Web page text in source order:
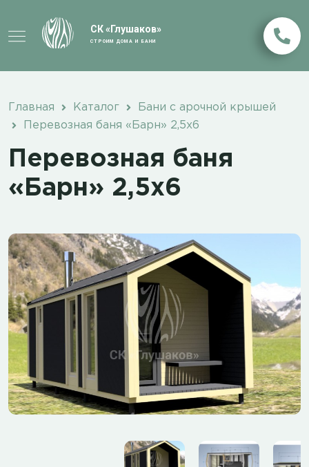
СК «Глушаков»
СТРОИМ ДОМА И БАНИ
Главная Каталог
Бани с арочной крышей
Перевозная баня «Барн» 2,5х6
Перевозная баня
«Барн» 2,5х6